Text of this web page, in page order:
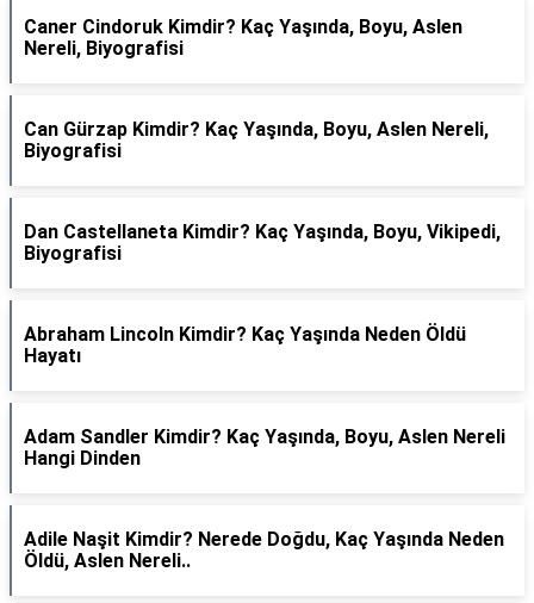
Caner Cindoruk Kimdir? Kaç Yaşında, Boyu, Aslen
Nereli, Biyografisi
Can Gürzap Kimdir? Kaç Yaşında, Boyu, Aslen Nereli,
Biyografisi
Dan Castellaneta Kimdir? Kaç Yaşında, Boyu, Vikipedi,
Biyografisi
Abraham Lincoln Kimdir? Kaç Yaşında Neden Öldü
Hayatı
Adam Sandler Kimdir? Kaç Yaşında, Boyu, Aslen Nereli
Hangi Dinden
Adile Naşit Kimdir? Nerede Doğdu, Kaç Yaşında Neden
Öldü, Aslen Nereli..